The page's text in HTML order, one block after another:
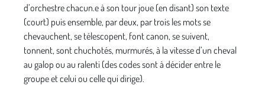
d’orchestre chacun.e à son tour joue (en disant) son texte
(court) puis ensemble, par deux, par trois les mots se
chevauchent, se télescopent, font canon, se suivent,
tonnent, sont chuchotés, murmurés, à la vitesse d’un cheval
au galop ou au ralenti (des codes sont à décider entre le
groupe et celui ou celle qui dirige).